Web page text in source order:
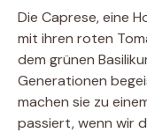
Die Caprese, eine
mit ihren roten
dem grünen
Generationen
machen sie zu
passiert, wenn wir